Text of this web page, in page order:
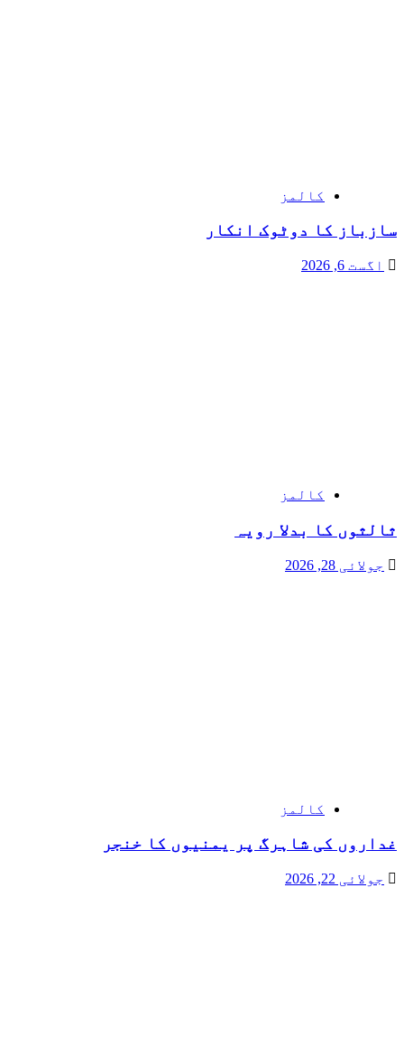
کالمز
سازباز کا دوٹوک انکار
اگست 6, 2026
کالمز
ثالثوں کا بدلا رویہ
جولائی 28, 2026
کالمز
غداروں کی شاہرگ پر یمنیوں کا خنجر
جولائی 22, 2026